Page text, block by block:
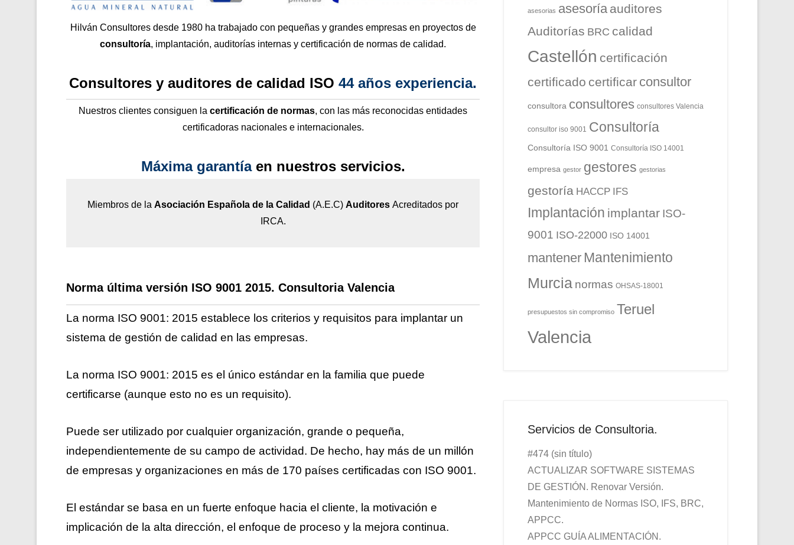
Hilván Consultores desde 1980 ha trabajado con pequeñas y grandes empresas en proyectos de
consultoría, implantación, auditorías internas y certificación de normas de calidad.
Consultores y auditores de calidad ISO 44 años experiencia.
Nuestros clientes consiguen la certificación de normas, con las más reconocidas entidades
certificadoras nacionales e internacionales.
Máxima garantíaen nuestros servicios.
Miembros de la Asociación Española de la Calidad (A.E.C) Auditores Acreditados por
IRCA.
Norma última versión ISO 9001 2015. Consultoria Valencia
La norma ISO 9001: 2015 establece los criterios y requisitos para implantar un
sistema de gestión de calidad en las empresas.
La norma ISO 9001: 2015 es el único estándar en la familia que puede
certificarse (aunque esto no es un requisito).
Puede ser utilizado por cualquier organización, grande o pequeña,
independientemente de su campo de actividad. De hecho, hay más de un millón
de empresas y organizaciones en más de 170 países certificadas con ISO 9001.
El estándar se basa en un fuerte enfoque hacia el cliente, la motivación e
implicación de la alta dirección, el enfoque de proceso y la mejora continua.
asesorias asesoría auditores
Auditorías BRC calidad
Castellón certificación
certificado certificar consultor
consultora consultores consultores Valencia
consultor iso 9001 Consultoría
Consultoría ISO 9001 Consultoría ISO 14001
empresa gestor gestores gestorias
gestoría HACCP IFS
Implantación implantar ISO-
9001 ISO-22000 ISO 14001
mantener Mantenimiento
Murcia normas OHSAS-18001
presupuestos sin compromiso Teruel
Valencia
Servicios de Consultoria.
#474 (sin título)
ACTUALIZAR SOFTWARE SISTEMAS
DE GESTIÓN. Renovar Versión.
Mantenimiento de Normas ISO, IFS, BRC,
APPCC.
APPCC GUÍA ALIMENTACIÓN.